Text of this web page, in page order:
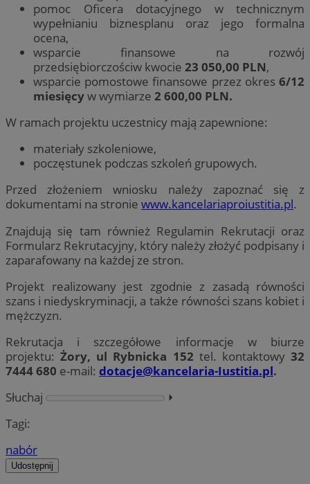
pomoc Oficera dotacyjnego w technicznym
wypełnianiu biznesplanu oraz jego formalna
ocena,
wsparcie finansowe na rozwój
przedsiębiorczościw kwocie 23 050,00 PLN,
wsparcie pomostowe finansowe przez okres 6/12
miesięcyw wymiarze 2 600,00 PLN.
W ramach projektu uczestnicy mają zapewnione:
materiały szkoleniowe,
poczęstunek podczas szkoleń grupowych.
Przed złożeniem wniosku należy zapoznać się z
dokumentami na stronie www.kancelariaproiustitia.pl.
Znajdują się tam również Regulamin Rekrutacji oraz
Formularz Rekrutacyjny, który należy złożyć podpisany i
zaparafowany na każdej ze stron.
Projekt realizowany jest zgodnie z zasadą równości
szans i niedyskryminacji, a także równości szans kobiet i
mężczyzn.
Rekrutacja i szczegółowe informacje w biurze
projektu:Żory, ul Rybnicka 152 tel. kontaktowy32
7444 680 e-mail: dotacje@kancelaria-Iustitia.pl.
Słuchaj
⏵︎
Tagi:
nabór
Udostępnij